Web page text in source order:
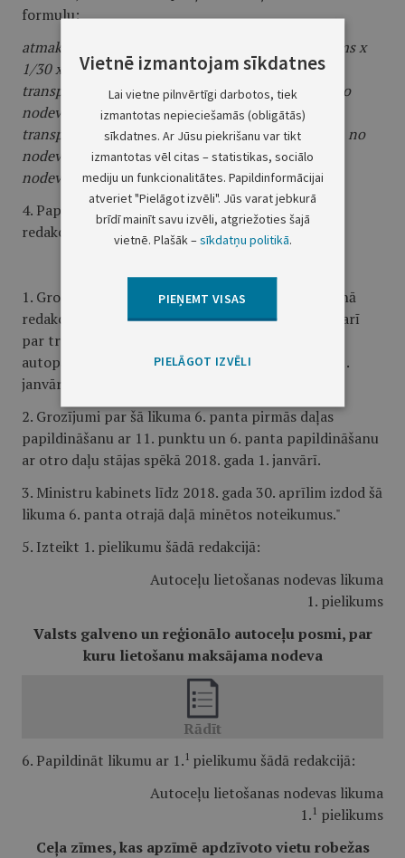
formulu:
atmaksājamā summa = nodevas mēneša maksājums x
1/30 x atlikušo dienu skaits no datuma, kad
transportlīdzeklim sākas termiņš atbrīvojumam no
nodevas samaksas, līdz datumam, kad
transportlīdzeklim beidzas termiņš atbrīvojumam no
nodevas samaksas, vai līdz datumam, kad beidzas
nodevas samaksas termiņš."
4. Papildināt likumu ar pārejas noteikumiem šādā
redakcijā:
1. Grozījumi par šā likuma 2. panta izteikšanu jaunā
redakcijā attiecībā uz pienākumu maksāt nodevu arī
par transportlīdzekļiem, kas nav paredzēti kravu
autopārvadājumiem, piemērojami no 2018. gada 1.
janvāra.
2. Grozījumi par šā likuma 6. panta pirmās daļas
papildināšanu ar 11. punktu un 6. panta papildināšanu
ar otro daļu stājas spēkā 2018. gada 1. janvārī.
3. Ministru kabinets līdz 2018. gada 30. aprīlim izdod šā
likuma 6. panta otrajā daļā minētos noteikumus."
5. Izteikt 1. pielikumu šādā redakcijā:
Autoceļu lietošanas nodevas likuma
1. pielikums
Valsts galveno un reģionālo autoceļu posmi, par
kuru lietošanu maksājama nodeva
6. Papildināt likumu ar 1. 1 pielikumu šādā redakcijā:
Autoceļu lietošanas nodevas likuma
1. 1 pielikums
Ceļa zīmes, kas apzīmē apdzīvoto vietu robežas
Vietnē izmantojam sīkdatnes
Lai vietne pilnvērtīgi darbotos, tiek
izmantotas nepieciešamās (obligātās)
sīkdatnes. Ar Jūsu piekrišanu var tikt
izmantotas vēl citas – statistikas, sociālo
mediju un funkcionalitātes. Papildinformācijai
atveriet "Pielāgot izvēli". Jūs varat jebkurā
brīdī mainīt savu izvēli, atgriežoties šajā
vietnē. Plašāk –sīkdatņu politikā.
PIEŅEMT VISAS
PIELĀGOT IZVĒLI